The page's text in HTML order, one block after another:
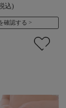
込)
確認する